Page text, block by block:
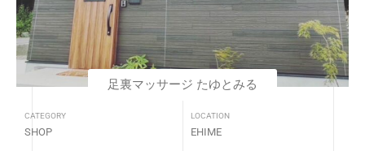
足裏マッサージ たゆとみる
CATEGORY
SHOP
LOCATION
EHIME